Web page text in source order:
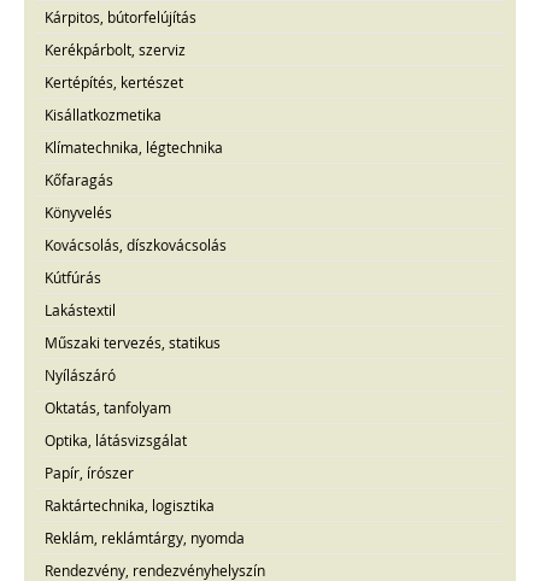
Kárpitos, bútorfelújítás
Kerékpárbolt, szerviz
Kertépítés, kertészet
Kisállatkozmetika
Klímatechnika, légtechnika
Kőfaragás
Könyvelés
Kovácsolás, díszkovácsolás
Kútfúrás
Lakástextil
Műszaki tervezés, statikus
Nyílászáró
Oktatás, tanfolyam
Optika, látásvizsgálat
Papír, írószer
Raktártechnika, logisztika
Reklám, reklámtárgy, nyomda
Rendezvény, rendezvényhelyszín